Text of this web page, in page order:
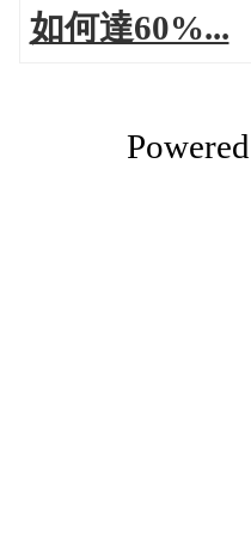
如何達60%...